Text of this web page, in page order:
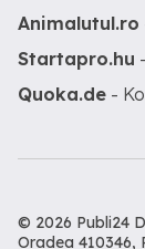
Animalutul.ro
Startapro.hu
Quoka.de -
© 2026 Publi24
Oradea 410346,